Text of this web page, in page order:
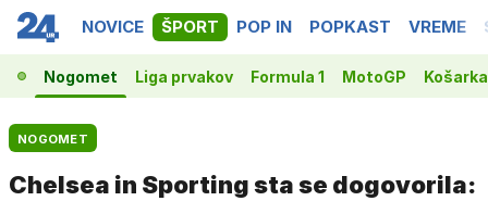
NOVICE ŠPORT POP IN POPKAST VREME
Nogomet Liga prvakov Formula 1 MotoGP Košarka
NOGOMET
Chelsea in Sporting sta se dogovorila: